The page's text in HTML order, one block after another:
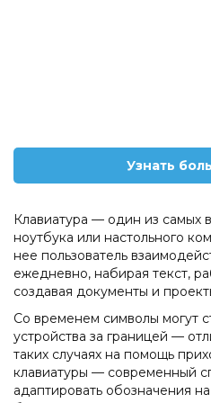
Узнать
Клавиатура — один из самых
ноутбука или настольного
нее пользователь
ежедневно, набирая текст,
создавая документы и
Со временем символы могут
устройства за границей —
таких случаях на помощь
клавиатуры — современный
адаптировать обозначения